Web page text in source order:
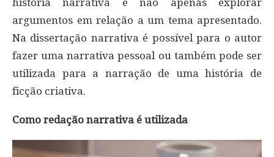
argumentos em relação a um tema apresentado.
Na dissertação narrativa é possível para o autor
fazer uma narrativa pessoal ou também pode ser
utilizada para a narração de uma história de
ficção criativa.
Como redação narrativa é utilizada